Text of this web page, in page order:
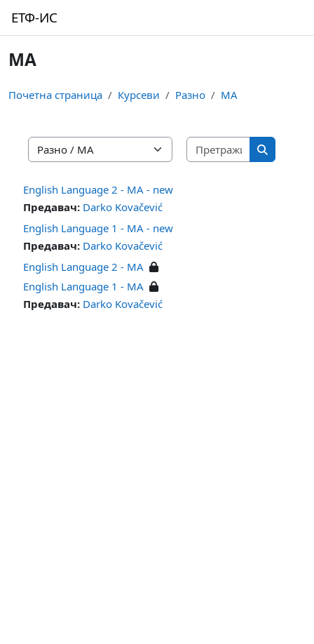
ЕТФ-ИС
MA
Почетна страница Курсеви Разно MA
Категорије курсева
Претражи
Претражи
English Language 2 - MA - new
Предавач: Darko Kovačević
English Language 1 - MA - new
Предавач: Darko Kovačević
English Language 2 - MA
English Language 1 - MA
Предавач: Darko Kovačević